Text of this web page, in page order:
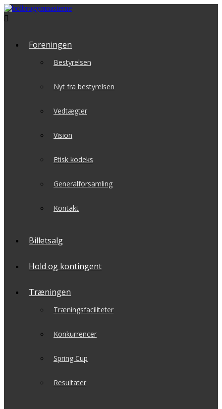

Foreningen
Bestyrelsen
Nyt fra bestyrelsen
Vedtægter
Vision
Etisk kodeks
Generalforsamling
Kontakt
Billetsalg
Hold og kontingent
Træningen
Træningsfaciliteter
Konkurrencer
Spring Cup
Resultater